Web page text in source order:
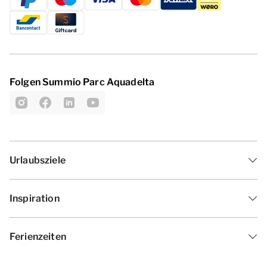
Folgen Summio Parc Aquadelta
Urlaubsziele
Inspiration
Ferienzeiten